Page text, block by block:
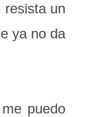
un
ya no da
puedo